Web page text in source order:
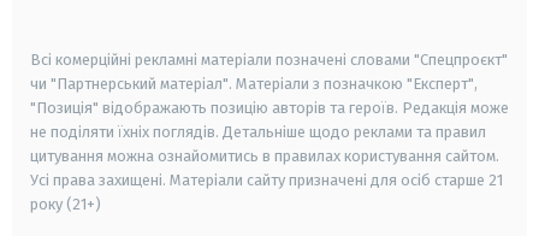
Всі комерційні рекламні матеріали позначені словами "Спецпроєкт"
чи "Партнерський матеріал". Матеріали з позначкою "Експерт",
"Позиція" відображають позицію авторів та героїв. Редакція може
не поділяти їхніх поглядів. Детальніше щодо реклами та правил
цитування можна ознайомитись в правилах користування сайтом.
Усі права захищені. Матеріали сайту призначені для осіб старше 21
року (21+)